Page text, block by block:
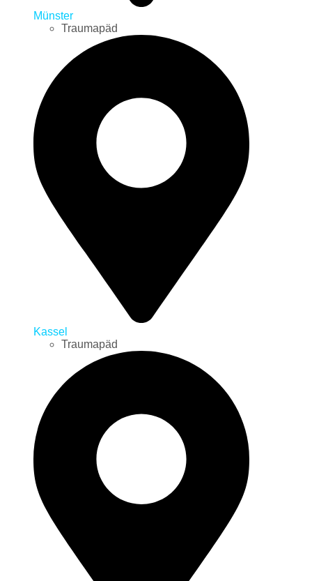
Münster
Traumapäd
Kassel
Traumapäd